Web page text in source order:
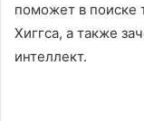
поможет в поиске
Хиггса, а также
интеллект.